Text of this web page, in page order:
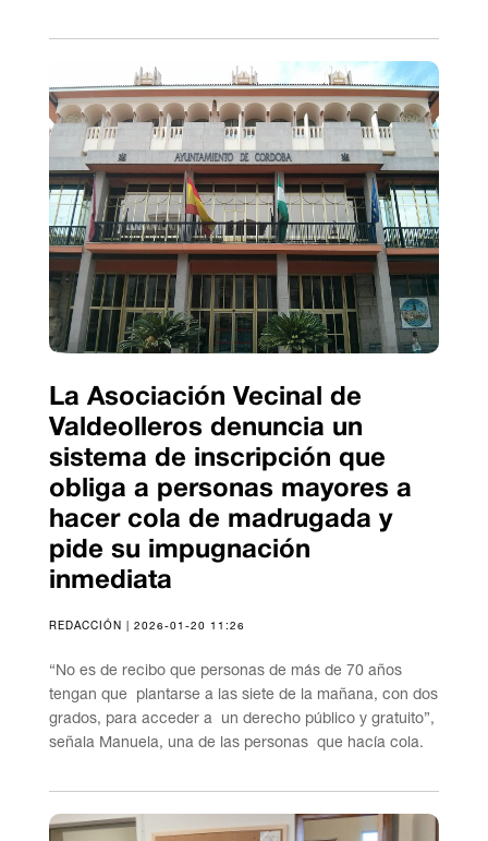
La Asociación Vecinal de
Valdeolleros denuncia un
sistema de inscripción que
obliga a personas mayores a
hacer cola de madrugada y
pide su impugnación
inmediata
REDACCIÓN | 2026-01-20 11:26
“No es de recibo que personas de más de 70 años
tengan que plantarse a las siete de la mañana, con dos
grados, para acceder a un derecho público y gratuito”,
señala Manuela, una de las personas que hacía cola.